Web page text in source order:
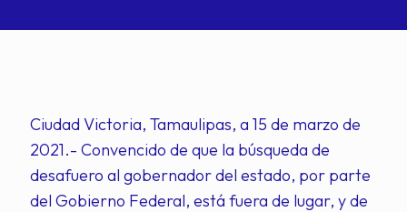
Ciudad Victoria, Tamaulipas, a 15 de marzo de
2021.- Convencido de que la búsqueda de
desafuero al gobernador del estado, por parte
del Gobierno Federal, está fuera de lugar, y de